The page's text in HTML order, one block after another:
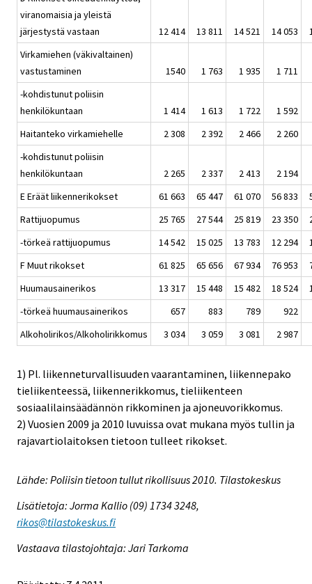
viranomaisia ja yleistä
järjestystä vastaan
12 414 13 811 14 521 14 053
Virkamiehen (väkivaltainen)
vastustaminen
1540 1 763 1 935
1 711
-kohdistunut poliisin
henkilökuntaan
1 414 1 613 1 722
1 592
Haitanteko virkamiehelle
2 308 2 392 2 466
2 260
-kohdistunut poliisin
henkilökuntaan
2 265 2 337 2 413
2 194
E Eräät liikennerikokset
61 663 65 447 61 070 56 833
Rattijuopumus
25 765 27 544 25 819 23 350
-törkeä rattijuopumus
14 542 15 025 13 783 12 294
F Muut rikokset
61 825 65 656 67 934 76 953
Huumausainerikos
13 317 15 448 15 482 18 524
-törkeä huumausainerikos
657 883 789
922
Alkoholirikos/Alkoholirikkomus
3 034 3 059 3 081 2 987
1) Pl. liikenneturvallisuuden vaarantaminen, liikennepako
tieliikenteessä, liikennerikkomus, tieliikenteen
sosiaalilainsäädännön rikkominen ja ajoneuvorikkomus.
2) Vuosien 2009 ja 2010 luvuissa ovat mukana myös tullin ja
rajavartiolaitoksen tietoon tulleet rikokset.
Lähde: Poliisin tietoon tullut rikollisuus 2010. Tilastokeskus
Lisätietoja: Jorma Kallio (09) 1734 3248,
rikos@tilastokeskus.fi
Vastaava tilastojohtaja: Jari Tarkoma